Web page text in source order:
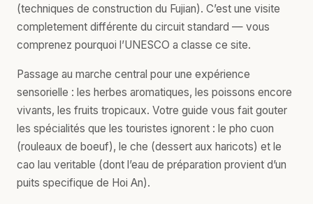
(techniques de construction du Fujian). C’est une visite
completement différente du circuit standard — vous
comprenez pourquoi l’UNESCO a classe ce site.
Passage au marche central pour une expérience
sensorielle : les herbes aromatiques, les poissons encore
vivants, les fruits tropicaux. Votre guide vous fait gouter
les spécialités que les touristes ignorent : le pho cuon
(rouleaux de boeuf), le che (dessert aux haricots) et le
cao lau veritable (dont l’eau de préparation provient d’un
puits specifique de Hoi An).